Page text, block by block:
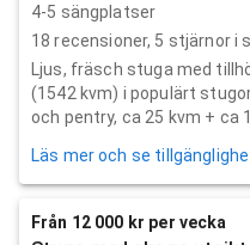
4-5 sängplatser
18 recensioner, 5 stjärnor i
Ljus, fräsch stuga med
(1542 kvm) i populärt
och pentry, ca 25 kvm + ca
Läs mer och se
Från 12 000 kr per vecka